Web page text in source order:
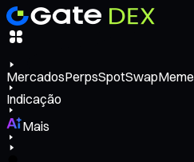
MercadosPerpsSpotSwapMeme
Indicação
Mais